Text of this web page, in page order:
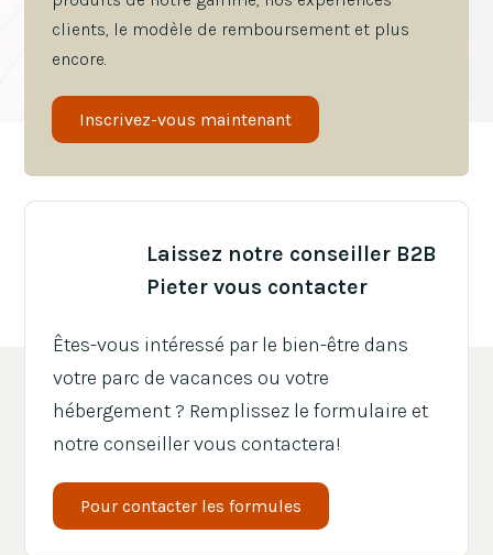
clients, le modèle de remboursement et plus
encore.
Inscrivez-vous maintenant
Courriel*
Nom de famille
Langue
J'accepte de recevoir des avis de Welvaere.
Laissez notre conseiller B2B
Pieter vous contacter
Êtes-vous intéressé par le bien-être dans
votre parc de vacances ou votre
hébergement ? Remplissez le formulaire et
notre conseiller vous contactera!
Pour contacter les formules